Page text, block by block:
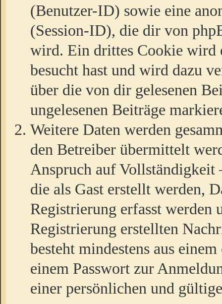
(Benutzer-ID) sowie eine
(Session-ID), die dir von
wird. Ein drittes Cookie wird
besucht hast und wird dazu
über die von dir gelesenen
ungelesenen Beiträge
Weitere Daten werden
den Betreiber übermittelt
Anspruch auf
die als Gast erstellt werden,
Registrierung erfasst werden
Registrierung erstellten
besteht mindestens aus
einem Passwort zur
einer persönlichen und